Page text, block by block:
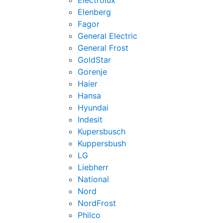
Elenberg
Fagor
General Electric
General Frost
GoldStar
Gorenje
Haier
Hansa
Hyundai
Indesit
Kupersbusch
Kuppersbush
LG
Liebherr
National
Nord
NordFrost
Philco